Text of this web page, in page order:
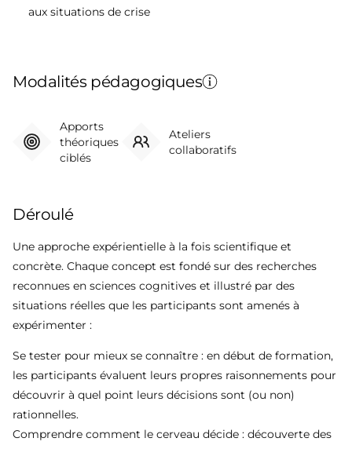
aux situations de crise
Modalités pédagogiques
Apports
théoriques
ciblés
Ateliers
collaboratifs
Déroulé
Une approche expérientielle à la fois scientifique et
concrète. Chaque concept est fondé sur des recherches
reconnues en sciences cognitives et illustré par des
situations réelles que les participants sont amenés à
expérimenter :
Se tester pour mieux se connaître : en début de formation,
les participants évaluent leurs propres raisonnements pour
découvrir à quel point leurs décisions sont (ou non)
rationnelles.
Comprendre comment le cerveau décide : découverte des